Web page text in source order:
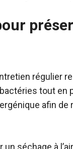
régulier
tout en
afin de
séchage à